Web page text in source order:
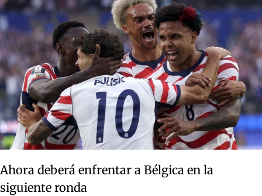
Ahora deberá enfrentar a Bélgica en la
siguiente ronda